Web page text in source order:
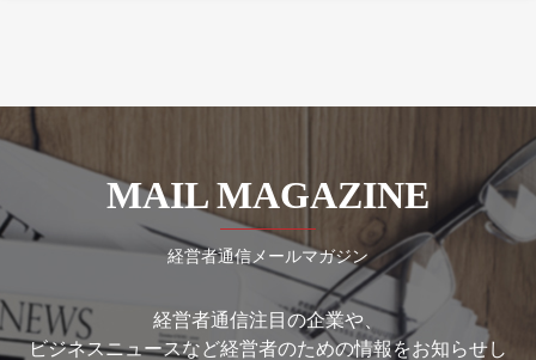
MAIL MAGAZINE
経営者通信メールマガジン
経営者通信注目の企業や、
ビジネスニュースなど経営者のための情報をお知らせし